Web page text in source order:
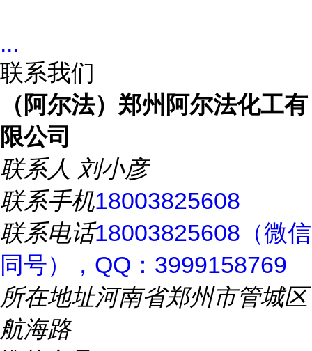
...
联系我们
（阿尔法）郑州阿尔法化工有
限公司
联系人 刘小彦
联系手机18003825608
联系电话18003825608（微信
同号），QQ：3999158769
所在地址河南省郑州市管城区
航海路